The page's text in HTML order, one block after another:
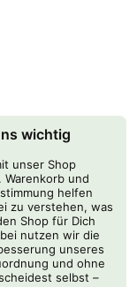
wichtig
unser Shop
und
helfen
zu verstehen, was
Shop für Dich
nutzen wir die
unseres
und ohne
selbst –